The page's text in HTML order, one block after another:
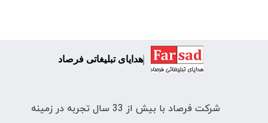
هدایای تبلیغاتی فرصاد
شرکت فرصاد با بیش از 33 سال تجربه در زمینه